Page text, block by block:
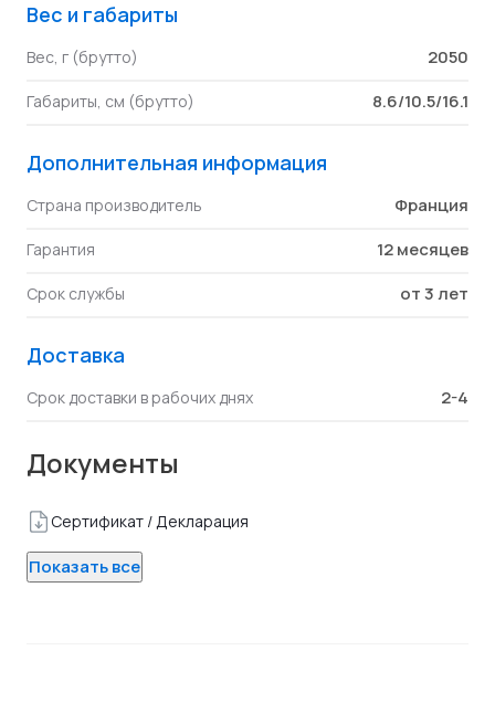
Вес и габариты
Вес, г (брутто) 2050
Габариты, см (брутто) 8.6/10.5/16.1
Дополнительная информация
Страна производитель Франция
Гарантия 12 месяцев
Срок службы от 3 лет
Доставка
Срок доставки в рабочих днях 2-4
Документы
Сертификат / Декларация
Показать все